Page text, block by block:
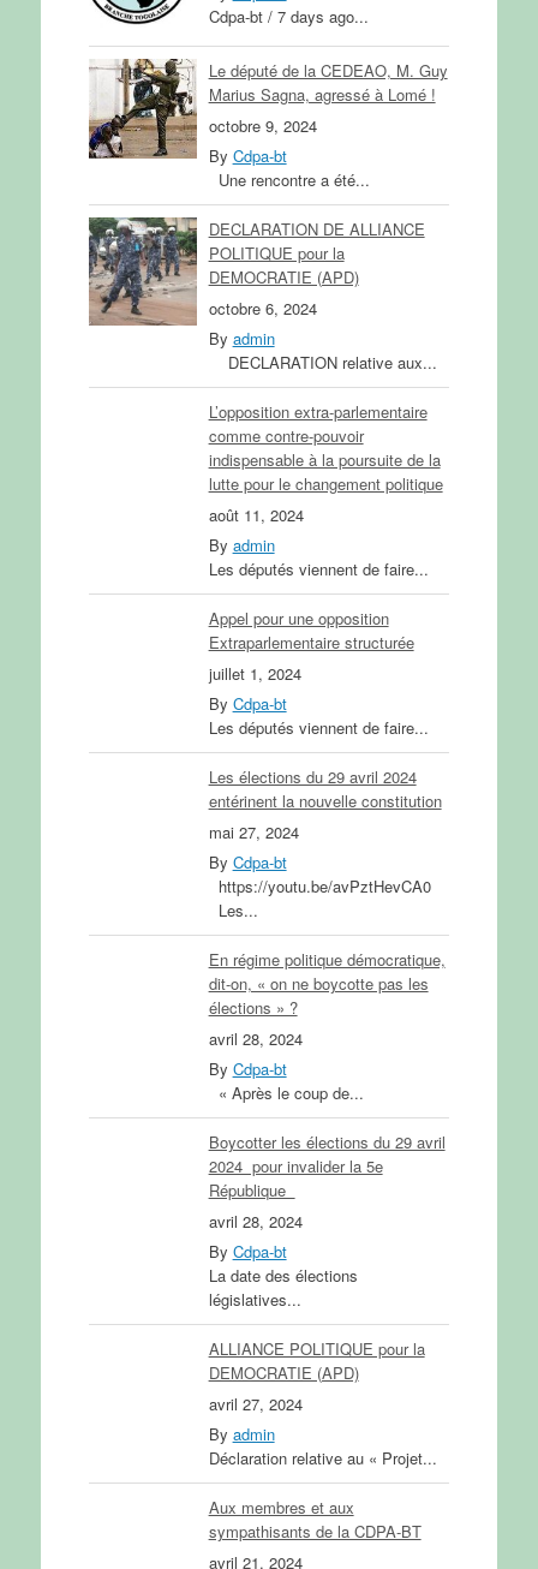
Cdpa-bt / 7 days ago...
Le député de la CEDEAO, M. Guy
Marius Sagna, agressé à Lomé !
octobre 9, 2024
By Cdpa-bt
Une rencontre a été...
DECLARATION DE ALLIANCE
POLITIQUE pour la
DEMOCRATIE (APD)
octobre 6, 2024
By admin
DECLARATION relative aux...
L’opposition extra-parlementaire
comme contre-pouvoir
indispensable à la poursuite de la
lutte pour le changement politique
août 11, 2024
By admin
Les députés viennent de faire...
Appel pour une opposition
Extraparlementaire structurée
juillet 1, 2024
By Cdpa-bt
Les députés viennent de faire...
Les élections du 29 avril 2024
entérinent la nouvelle constitution
mai 27, 2024
By Cdpa-bt
https://youtu.be/avPztHevCA0
Les...
En régime politique démocratique,
dit-on, « on ne boycotte pas les
élections » ?
avril 28, 2024
By Cdpa-bt
« Après le coup de...
Boycotter les élections du 29 avril
2024 pour invalider la 5e
République
avril 28, 2024
By Cdpa-bt
La date des élections
législatives...
ALLIANCE POLITIQUE pour la
DEMOCRATIE (APD)
avril 27, 2024
By admin
Déclaration relative au « Projet...
Aux membres et aux
sympathisants de la CDPA-BT
avril 21, 2024